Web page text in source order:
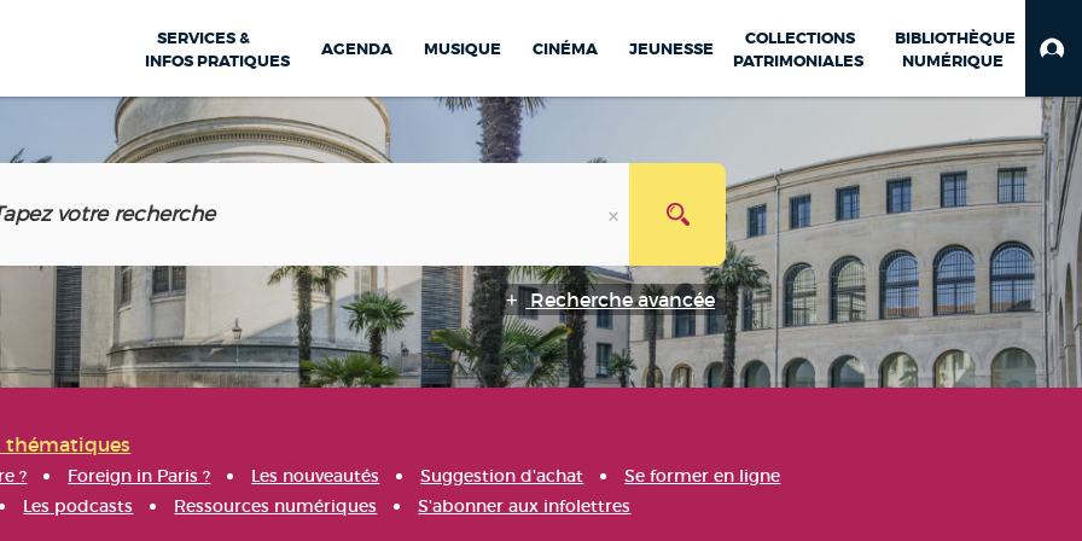
SERVICES &
INFOS PRATIQUES
AGENDA MUSIQUE CINÉMA JEUNESSE
COLLECTIONS
PATRIMONIALES
BIBLIOTHÈQUE
NUMÉRIQUE
Recherche avancée
thématiques
? Foreign in Paris ? Les nouveautés Suggestion d'achat
Se former en ligne
Les podcasts Ressources numériques S'abonner aux infolettres